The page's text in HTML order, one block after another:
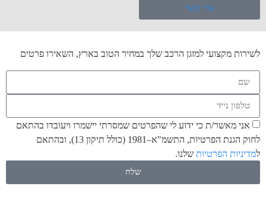
צור קשר
לשירות מקצועי למזגן הרכב שלך במחיר הטוב בארץ, השאירו פרטים
אני מאשר/ת כי ידוע לי שהפרטים שמסרתי יישמרו ויעובדו בהתאם
לחוק הגנת הפרטיות, התשמ"א–1981 (כולל תיקון 13), ובהתאם
מדיניות הפרטיותשלנו.
שלח